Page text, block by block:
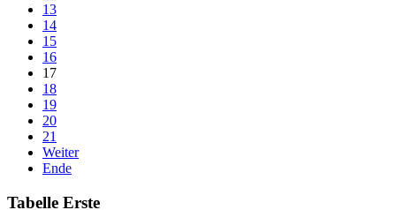
13
14
15
16
17
18
19
20
21
Weiter
Ende
Tabelle Erste